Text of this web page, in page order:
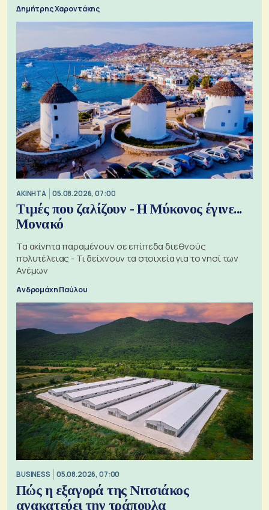
Δημήτρης Χαροντάκης
ΑΚΙΝΗΤΑ 05.08.2026, 07:00
Τιμές που ζαλίζουν - Η Μύκονος έγινε...
Μονακό
Τα ακίνητα παραμένουν σε επίπεδα διεθνούς
πολυτέλειας - Τι δείχνουν τα στοιχεία για το νησί των
Ανέμων
Ανδρομάχη Παύλου
BUSINESS 05.08.2026, 07:00
Πώς η εξαγορά της Νιτσιάκος
ανακατεύει την τράπουλα